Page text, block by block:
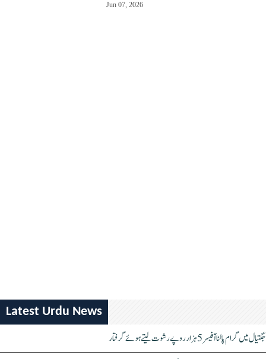
Jun 07, 2026
Latest Urdu News
جگتیال میں گرام پالنا آفیسر 5 ہزار روپے رشوت لیتے ہوئے گرفتار